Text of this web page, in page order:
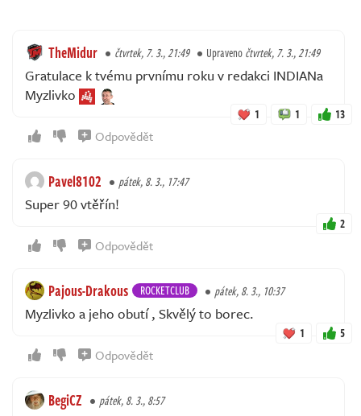
TheMidur čtvrtek, 7. 3., 21:49 Upravenočtvrtek, 7. 3., 21:49
Gratulace k tvému prvnímu roku v redakci INDIANa
Myzlivko
1 1 13
Odpovědět
Pavel8102 pátek, 8. 3., 17:47
Super 90 vtěřín!
2
Odpovědět
Pajous-Drakous ROCKETCLUB pátek, 8. 3., 10:37
Myzlivko a jeho obutí , Skvělý to borec.
1 5
Odpovědět
BegiCZ pátek, 8. 3., 8:57